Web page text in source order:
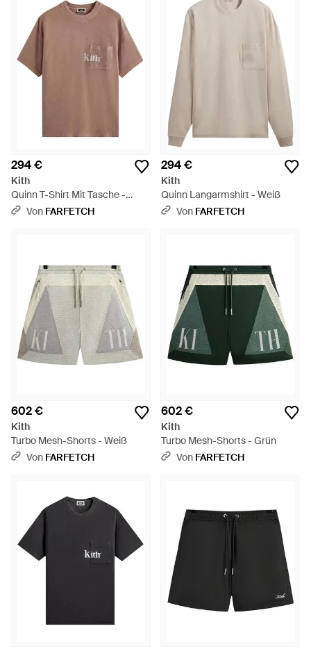
294 €
Kith
Quinn T-Shirt Mit Tasche -
Braun
Von FARFETCH
294 €
Kith
Quinn Langarmshirt - Weiß
Von FARFETCH
602 €
Kith
Turbo Mesh-Shorts - Weiß
Von FARFETCH
602 €
Kith
Turbo Mesh-Shorts - Grün
Von FARFETCH